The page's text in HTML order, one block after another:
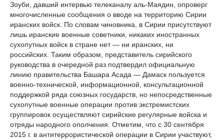
Зоуби, давший интервью телеканалу аль-Маядин, опроверг
многочисленные сообщения о вводе на территорию Сирии
иранских войск. По словам чиновника, в Сирии присутствуют
лишь иранские военные советники, никаких иностранных
сухопутных войск в стране нет — ни иранских, ни
российских. Таким образом, представитель сирийского
руководства в очередной раз подтвердил официальную
линию правительства Башара Асада — Дамаск пользуется
военно-технической, информационной, консультационной
поддержкой ряда союзных государств, но непосредственные
сухопутные военные операции против экстремистских
группировок осуществляют сирийские регулярные войска и
отряды народного ополчения. Отметим, что с 30 сентября
2015 г. в антитеррористической операции в Сирии участвуют,